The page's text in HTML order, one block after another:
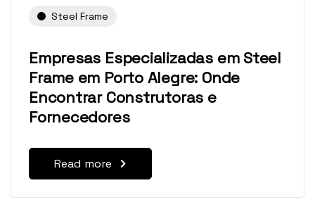
Steel Frame
Empresas Especializadas em Steel
Frame em Porto Alegre: Onde
Encontrar Construtoras e
Fornecedores
Read more